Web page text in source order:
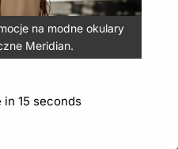
na modne okulary
Meridian.
in 15 seconds